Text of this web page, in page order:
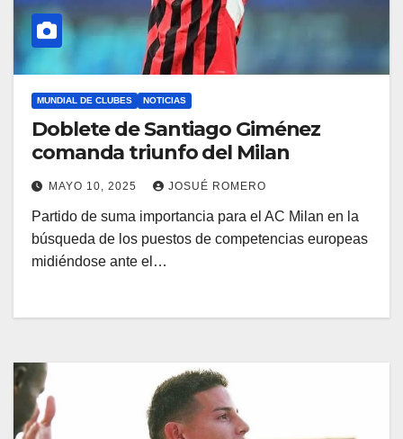
MUNDIAL DE CLUBES NOTICIAS
Doblete de Santiago Giménez
comanda triunfo del Milan
MAYO 10, 2025 JOSUÉ ROMERO
Partido de suma importancia para el AC Milan en la
búsqueda de los puestos de competencias europeas
midiéndose ante el…